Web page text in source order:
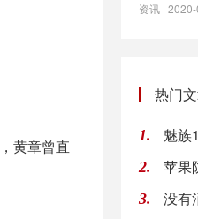
黄章曾直
资讯 ·
热门
1.
2.
3.